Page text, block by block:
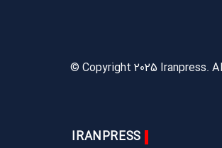
© Copyright 2025 Iranpress.
IRANPRESS